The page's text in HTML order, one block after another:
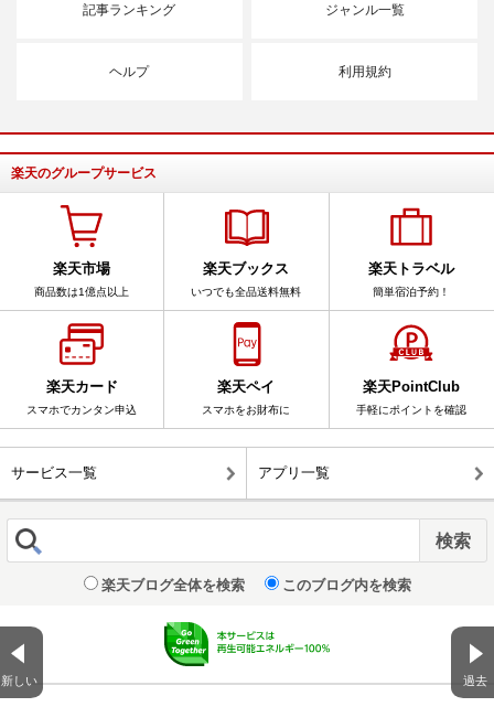
新しい 過去
記事ランキング ジャンル一覧
ヘルプ 利用規約
楽天のグループサービス
楽天市場
商品数は1億点以上
楽天ブックス
いつでも全品送料無料
楽天トラベル
簡単宿泊予約！
楽天カード
スマホでカンタン申込
楽天ペイ
スマホをお財布に
楽天PointClub
手軽にポイントを確認
サービス一覧 アプリ一覧
楽天ブログ全体を検索 このブログ内を検索